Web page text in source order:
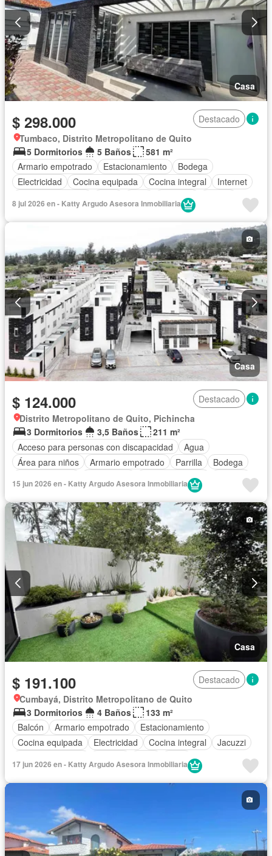
Casa
$ 298.000
Destacado
Tumbaco, Distrito Metropolitano de Quito
5 Dormitorios
5 Baños
581 m²
Armario empotrado
Estacionamiento
Bodega
Electricidad
Cocina equipada Cocina integral
Internet
Conserje
Wifi
Solo familias
8 jul 2026 en - Katty Argudo Asesora Inmobiliaria
Casa
$ 124.000
Destacado
Distrito Metropolitano de Quito, Pichincha
3 Dormitorios
3,5 Baños
211 m²
Acceso para personas con discapacidad
Agua
Área para niños
Armario empotrado Parrilla
Bodega
Estacionamiento
Internet
Patio
Vista panorámica
Wifi
Sin amoblar
15 jun 2026 en - Katty Argudo Asesora Inmobiliaria
Casa
$ 191.100
Destacado
Cumbayá, Distrito Metropolitano de Quito
3 Dormitorios
4 Baños
133 m²
Balcón
Armario empotrado
Estacionamiento
Cocina equipada
Electricidad Cocina integral
Jacuzzi
Área para niños
Acceso para personas con discapacidad
Parrilla
Garita de guardianía
17 jun 2026 en - Katty Argudo Asesora Inmobiliaria